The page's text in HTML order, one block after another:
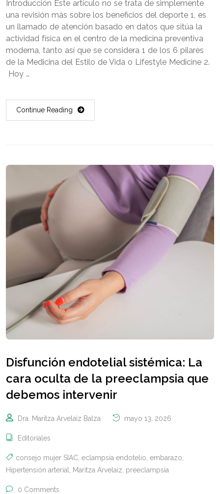
Introducción Éste artículo no se trata de simplemente
una revisión más sobre los beneficios del deporte 1, es
un llamado de atención basado en datos que sitúa la
actividad física en el centro de la medicina preventiva
moderna, tanto así que se considera 1 de los 6 pilares
de la Medicina del Estilo de Vida o Lifestyle Medicine 2.
Hoy …
Continue Reading
Disfunción endotelial sistémica: La
cara oculta de la preeclampsia que
debemos intervenir
Dra. Maritza Arvelaiz Balza mayo 13, 2026
Editoriales
consejo mujer SIAC eclampsia endotelio embarazo
Hipertensión arterial
Maritza Arvelaiz preeclampsia
0 Comments